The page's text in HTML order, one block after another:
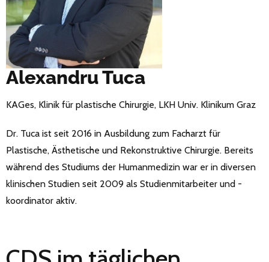
Alexandru Tuca
KAGes, Klinik für plastische Chirurgie, LKH Univ. Klinikum Graz
Dr. Tuca ist seit 2016 in Ausbildung zum Facharzt für
Plastische, Ästhetische und Rekonstruktive Chirurgie. Bereits
während des Studiums der Humanmedizin war er in diversen
klinischen Studien seit 2009 als Studienmitarbeiter und -
koordinator aktiv.